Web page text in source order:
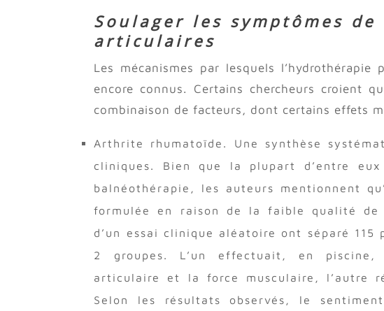
Soulager les symptômes
articulaires
Les mécanismes par lesquels
encore connus. Certains chercheurs croient
combinaison de facteurs, dont certains effets
Arthrite rhumatoïde. Une synthèse
cliniques. Bien que la plupart d’entre
balnéothérapie, les auteurs mentionnent
formulée en raison de la faible qualité de
d’un essai clinique aléatoire ont séparé
2 groupes. L’un effectuait, en piscine,
articulaire et la force musculaire, l’autre
Selon les résultats observés, le